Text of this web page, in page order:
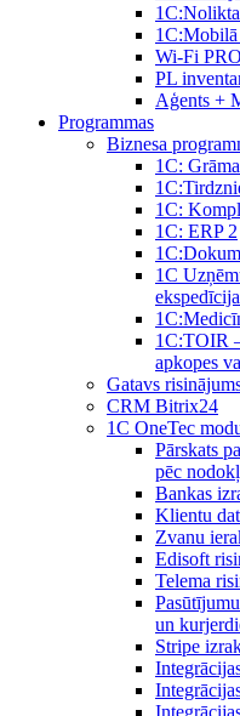
1С:Mobilā
Wi-Fi
PL
Aģents +
Programmas
Biznesa
1C:
1С:
1C: ERP 2
1C
1C:TOIR
apkopes
Gatavs
CRM Bitrix24
1С OneTec
Pārskats
pēc
Bankas
Klientu
Zvanu
Edisoft
Telema
un
Stripe